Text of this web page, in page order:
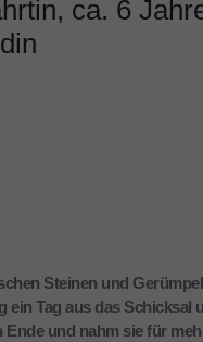
ca. 6
Steinen und
ein Tag aus das
und nahm sie für